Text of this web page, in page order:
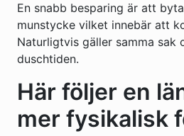
En snabb besparing är att
munstycke vilket innebär att
Naturligtvis gäller samma sak
duschtiden.
Här följer en
mer fysikalisk